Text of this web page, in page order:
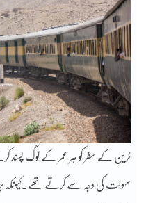
ٹرین کے سفر کو ہر عمر کے لوگ پسند
سہولت کی وجہ سے کرتے